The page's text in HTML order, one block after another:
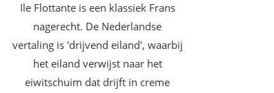
Ile Flottante is een klassiek Frans
nagerecht. De Nederlandse
vertaling is 'drijvend eiland', waarbij
het eiland verwijst naar het
eiwitschuim dat drijft in creme